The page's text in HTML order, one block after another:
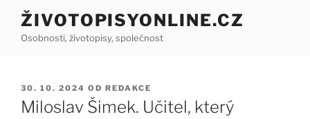
Přejít
obsahu
ŽIVOTOPISYONLINE.CZ
Osobnosti, životopisy, společnost
PUBLIKOVÁNO
30. 10. 2024 OD REDAKCE
Miloslav Šimek. Učitel, který